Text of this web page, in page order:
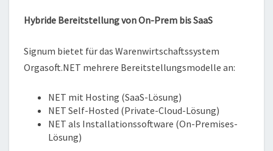
Hybride Bereitstellung von On-Prem bis SaaS
Signum bietet für das Warenwirtschaftssystem
Orgasoft.NET mehrere Bereitstellungsmodelle an:
NET mit Hosting (SaaS-Lösung)
NET Self-Hosted (Private-Cloud-Lösung)
NET als Installationssoftware (On-Premises-
Lösung)